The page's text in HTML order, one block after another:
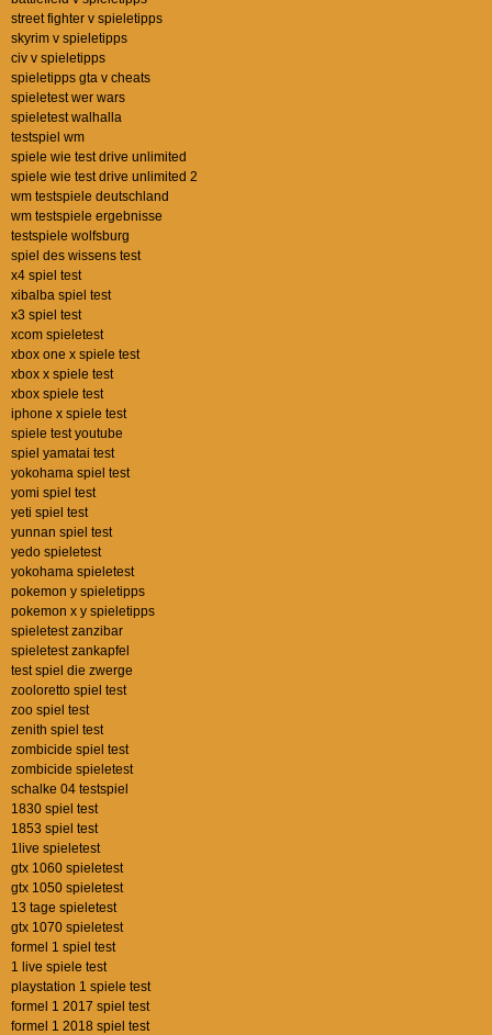
street fighter v spieletipps
skyrim v spieletipps
civ v spieletipps
spieletipps gta v cheats
spieletest wer wars
spieletest walhalla
testspiel wm
spiele wie test drive unlimited
spiele wie test drive unlimited 2
wm testspiele deutschland
wm testspiele ergebnisse
testspiele wolfsburg
spiel des wissens test
x4 spiel test
xibalba spiel test
x3 spiel test
xcom spieletest
xbox one x spiele test
xbox x spiele test
xbox spiele test
iphone x spiele test
spiele test youtube
spiel yamatai test
yokohama spiel test
yomi spiel test
yeti spiel test
yunnan spiel test
yedo spieletest
yokohama spieletest
pokemon y spieletipps
pokemon x y spieletipps
spieletest zanzibar
spieletest zankapfel
test spiel die zwerge
zooloretto spiel test
zoo spiel test
zenith spiel test
zombicide spiel test
zombicide spieletest
schalke 04 testspiel
1830 spiel test
1853 spiel test
1live spieletest
gtx 1060 spieletest
gtx 1050 spieletest
13 tage spieletest
gtx 1070 spieletest
formel 1 spiel test
1 live spiele test
playstation 1 spiele test
formel 1 2017 spiel test
formel 1 2018 spiel test